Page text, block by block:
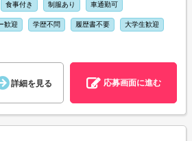
食事付き 制服あり 車通勤可
歓迎 学歴不問 履歴書不要 大学生歓迎
詳細を見る 応募画面に進む